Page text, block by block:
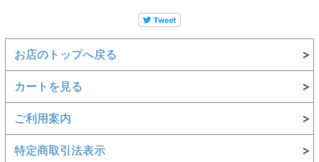
お店のトップへ戻る
カートを見る
ご利用案内
特定商取引法表示